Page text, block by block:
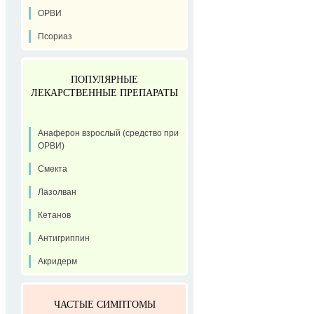
ОРВИ
Псориаз
ПОПУЛЯРНЫЕ
ЛЕКАРСТВЕННЫЕ ПРЕПАРАТЫ
Анаферон взрослый (средство при
ОРВИ)
Смекта
Лазолван
Кетанов
Антигриппин
Акридерм
ЧАСТЫЕ СИМПТОМЫ